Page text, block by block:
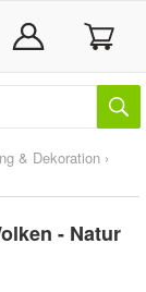
& Dekoration ›
- Natur